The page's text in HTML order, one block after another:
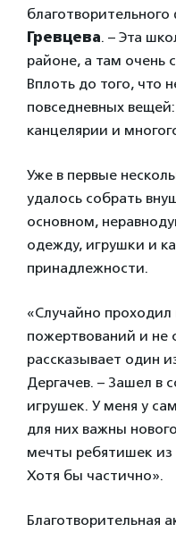
Гревцева. – Эта
районе, а там очень
Вплоть до того, что
повседневных
канцелярии и
Уже в первые
удалось собрать
основном,
одежду, игрушки и
принадлежности.
«Случайно
пожертвований и не
рассказывает один
Дергачев. – Зашел в
игрушек. У меня у
для них важны
мечты ребятишек из
Хотя бы частично».
Благотворительная